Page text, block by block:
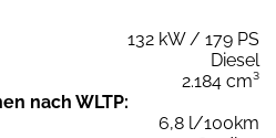
132 kW / 179 PS
Diesel
2.184 cm³
nach WLTP:
6,8 l/100km